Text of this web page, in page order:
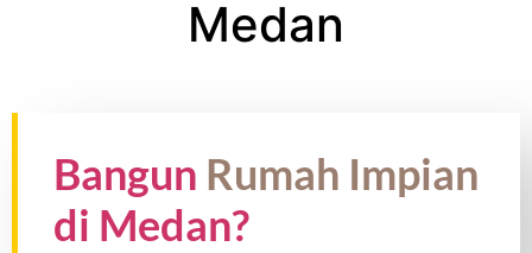
Medan
Bangun Rumah Impian
di Medan?